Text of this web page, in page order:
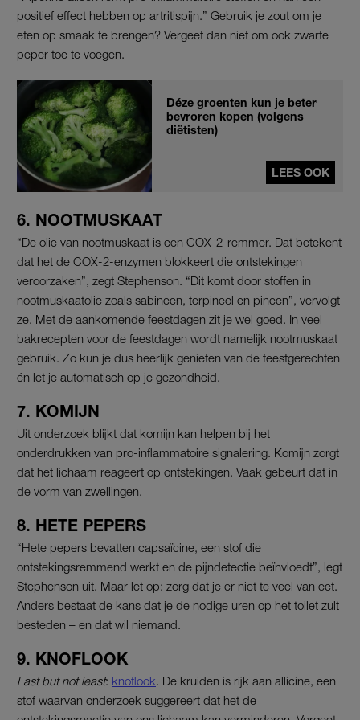
positief effect hebben op artritispijn.” Gebruik je zout om je
eten op smaak te brengen? Vergeet dan niet om ook zwarte
peper toe te voegen.
Déze groenten kun je beter
bevroren kopen (volgens
diëtisten)
LEES OOK
6. NOOTMUSKAAT
“De olie van nootmuskaat is een COX-2-remmer. Dat betekent
dat het de COX-2-enzymen blokkeert die ontstekingen
veroorzaken”, zegt Stephenson. “Dit komt door stoffen in
nootmuskaatolie zoals sabineen, terpineol en pineen”, vervolgt
ze. Met de aankomende feestdagen zit je wel goed. In veel
bakrecepten voor de feestdagen wordt namelijk nootmuskaat
gebruik. Zo kun je dus heerlijk genieten van de feestgerechten
én let je automatisch op je gezondheid.
7. KOMIJN
Uit onderzoek blijkt dat komijn kan helpen bij het
onderdrukken van pro-inflammatoire signalering. Komijn zorgt
dat het lichaam reageert op ontstekingen. Vaak gebeurt dat in
de vorm van zwellingen.
8. HETE PEPERS
“Hete pepers bevatten capsaïcine, een stof die
ontstekingsremmend werkt en de pijndetectie beïnvloedt”, legt
Stephenson uit. Maar let op: zorg dat je er niet te veel van eet.
Anders bestaat de kans dat je de nodige uren op het toilet zult
besteden – en dat wil niemand.
9. KNOFLOOK
Last but not least: knoflook . De kruiden is rijk aan allicine, een
stof waarvan onderzoek suggereert dat het de